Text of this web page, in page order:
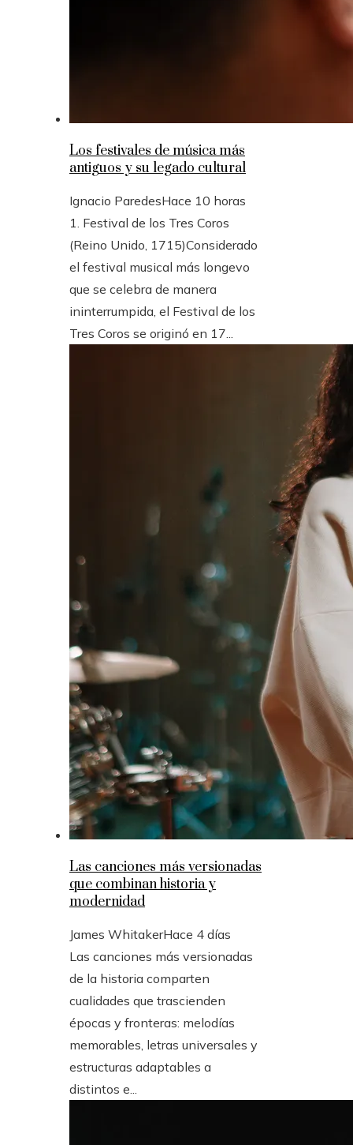
Los festivales de música más
antiguos y su legado cultural
Ignacio ParedesHace 10 horas
1. Festival de los Tres Coros
(Reino Unido, 1715)Considerado
el festival musical más longevo
que se celebra de manera
ininterrumpida, el Festival de los
Tres Coros se originó en 17...
Las canciones más versionadas
que combinan historia y
modernidad
James WhitakerHace 4 días
Las canciones más versionadas
de la historia comparten
cualidades que trascienden
épocas y fronteras: melodías
memorables, letras universales y
estructuras adaptables a
distintos e...